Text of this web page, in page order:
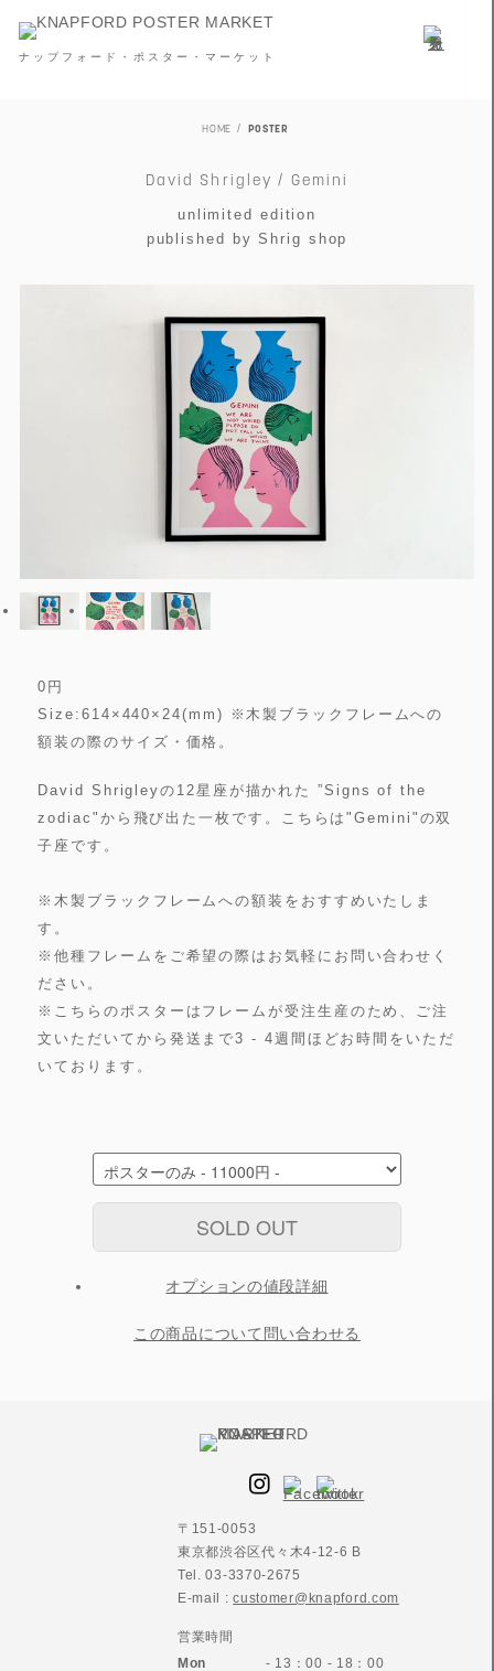
ナップフォード・ポスター・マーケット
HOME POSTER
David Shrigley / Gemini
unlimited edition
published by Shrig shop
0 円
Size:614×440×24(mm) ※木製ブラックフレームへの
額装の際のサイズ・価格。
David Shrigleyの12星座が描かれた ”Signs of the
zodiac"から飛び出た一枚です。こちらは"Gemini"の双
子座です。
※木製ブラックフレームへの額装をおすすめいたしま
す。
※他種フレームをご希望の際はお気軽にお問い合わせく
ださい。
※こちらのポスターはフレームが受注生産のため、ご注
文いただいてから発送まで3 - 4週間ほどお時間をいただ
いております。
SOLD OUT
オプションの値段詳細
この商品について問い合わせる
〒151-0053
東京都渋谷区代々木4-12-6 B
Tel. 03-3370-2675
E-mail :customer@knapford.com
営業時間
Mon
- 13：00 - 18：00